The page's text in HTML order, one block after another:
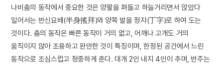
나비춤의 동작에서 중요한 것은 양팔을 펴들고 하늘거리면서 앉았다
일어서는 반신요배(半身搖拜)와 양쪽 발을 정자(丁字)로 하여 도는
것이다. 춤의 동작은 빠른 동작이 거의 없고, 어깨나 고개도 거의
움직이지 않아 조용하고 완만한 것이 특징이며, 한정된 공간에서 느린
동작으로 조심스럽고 정중하게 춘다. 대개 2인 내지 4인이 추며, 반주는